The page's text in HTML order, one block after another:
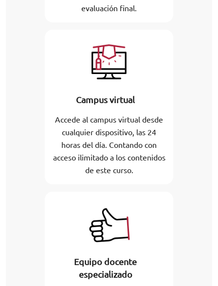
evaluación final.
Campus virtual
Accede al campus virtual desde
cualquier dispositivo, las 24
horas del día. Contando con
acceso ilimitado a los contenidos
de este curso.
Equipo docente
especializado